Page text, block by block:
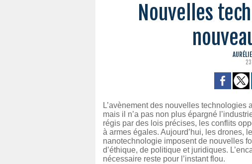
Nouvelles
L’avènement des nouvelles
mais il n’a pas non plus épargné
régis par des lois précises, les conflits
à armes égales. Aujourd’hui, les drones,
nanotechnologie imposent de nouvelles
d’éthique, de politique et juridiques.
nécessaire reste pour l’instant flou.